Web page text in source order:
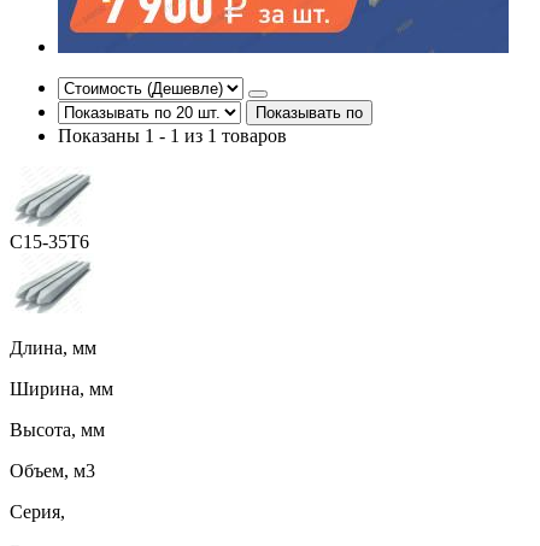
Показывать по
Показаны 1 - 1 из 1 товаров
С15-35Т6
Длина, мм
Ширина, мм
Высота, мм
Объем, м3
Серия,